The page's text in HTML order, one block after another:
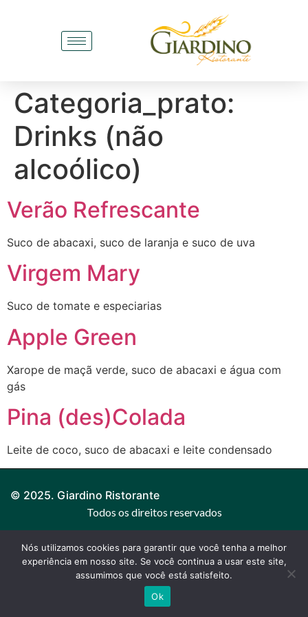
Categoria_prato:
Drinks (não
alcoólico)
Verão Refrescante
Suco de abacaxi, suco de laranja e suco de uva
Virgem Mary
Suco de tomate e especiarias
Apple Green
Xarope de maçã verde, suco de abacaxi e água com
gás
Pina (des)Colada
Leite de coco, suco de abacaxi e leite condensado
© 2025. Giardino Ristorante
Todos os direitos reservados
Nós utilizamos cookies para garantir que você tenha a melhor
experiência em nosso site. Se você continua a usar este site,
assumimos que você está satisfeito.
Ok